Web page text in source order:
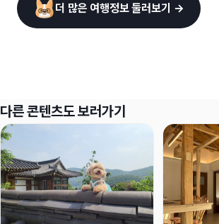
더 많은 여행정보 둘러보기 →
다른 콘텐츠도 보러가기